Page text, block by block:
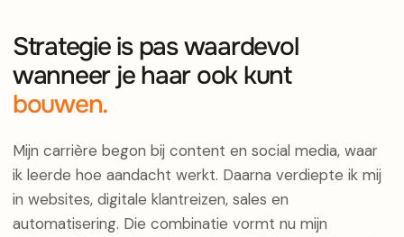
Strategie is pas waardevol
wanneer je haar ook kunt
bouwen.
Mijn carrière begon bij content en social media, waar
ik leerde hoe aandacht werkt. Daarna verdiepte ik mij
in websites, digitale klantreizen, sales en
automatisering. Die combinatie vormt nu mijn